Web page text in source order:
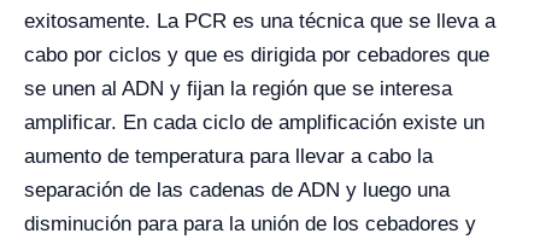
exitosamente. La PCR es una técnica que se lleva a
cabo por ciclos y que es dirigida por cebadores que
se unen al ADN y fijan la región que se interesa
amplificar. En cada ciclo de amplificación existe un
aumento de temperatura para llevar a cabo la
separación de las cadenas de ADN y luego una
disminución para para la unión de los cebadores y